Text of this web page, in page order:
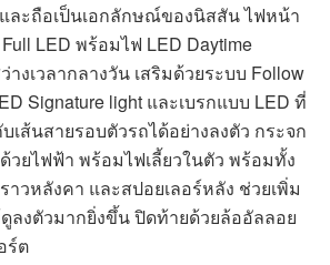
ละถือเป็นเอกลักษณ์ของนิสสัน ไฟหน้า
LED พร้อมไฟ LED Daytime
างเวลากลางวัน เสริมด้วยระบบ Follow
Signature light และเบรกแบบ LED ที่
ส้นสายรอบตัวรถได้อย่างลงตัว กระจก
วยไฟฟ้า พร้อมไฟเลี้ยวในตัว พร้อมทั้ง
าวหลังคา และสปอยเลอร์หลัง ช่วยเพิ่ม
ลงตัวมากยิ่งขึ้น ปิดท้ายด้วยล้ออัลลอย
ร์ต